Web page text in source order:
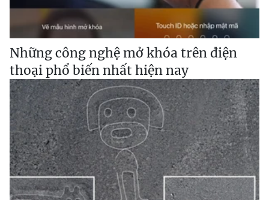
Những công nghệ mở khóa trên điện
thoại phổ biến nhất hiện nay